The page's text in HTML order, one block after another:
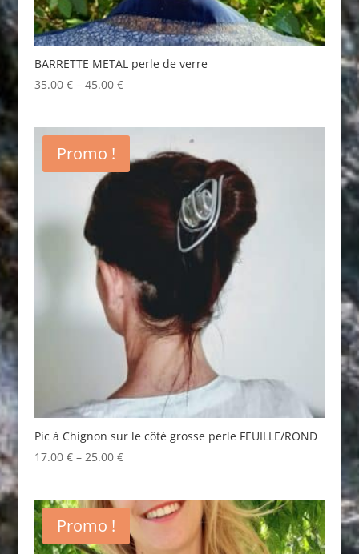
BARRETTE METAL perle de verre
35.00 €– 45.00 €
Promo !
Pic à Chignon sur le côté grosse perle FEUILLE/ROND
17.00 €– 25.00 €
Promo !